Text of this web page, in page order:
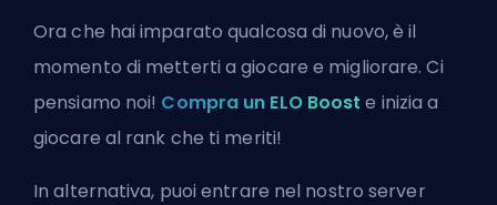
Ora che hai imparato qualcosa di nuovo, è il
momento di metterti a giocare e migliorare. Ci
pensiamo noi! Compra un ELO Boost e inizia a
giocare al rank che ti meriti!
In alternativa, puoientrare nel nostro server